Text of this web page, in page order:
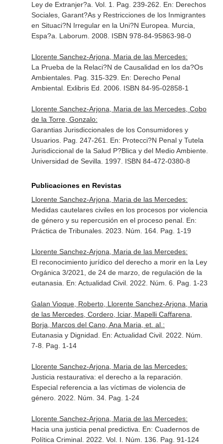
Ley de Extranjer?a. Vol. 1. Pag. 239-262. En: Derechos
Sociales, Garant?As y Restricciones de los Inmigrantes
en Situaci?N Irregular en la Uni?N Europea . Murcia,
Espa?a. Laborum. 2008. ISBN 978-84-95863-98-0
Llorente Sanchez-Arjona, Maria de las Mercedes:
La Prueba de la Relaci?N de Causalidad en los da?Os
Ambientales. Pag. 315-329. En: Derecho Penal
Ambiental. Exlibris Ed. 2006. ISBN 84-95-02858-1
Llorente Sanchez-Arjona, Maria de las Mercedes, Cobo
de la Torre, Gonzalo:
Garantias Jurisdiccionales de los Consumidores y
Usuarios. Pag. 247-261. En: Protecci?N Penal y Tutela
Jurisdiccional de la Salud P?Blica y del Medio Ambiente.
Universidad de Sevilla. 1997. ISBN 84-472-0380-8
Publicaciones en Revistas
Llorente Sanchez-Arjona, Maria de las Mercedes:
Medidas cautelares civiles en los procesos por violencia
de género y su repercusión en el proceso penal. En:
Práctica de Tribunales. 2023. Núm. 164. Pag. 1-19
Llorente Sanchez-Arjona, Maria de las Mercedes:
El reconocimiento jurídico del derecho a morir en la Ley
Orgánica 3/2021, de 24 de marzo, de regulación de la
eutanasia. En: Actualidad Civil. 2022. Núm. 6. Pag. 1-23
Galan Vioque, Roberto, Llorente Sanchez-Arjona, Maria
de las Mercedes, Cordero, Iciar, Mapelli Caffarena,
Borja, Marcos del Cano, Ana Maria, et. al.:
Eutanasia y Dignidad. En: Actualidad Civil. 2022. Núm.
7-8. Pag. 1-14
Llorente Sanchez-Arjona, Maria de las Mercedes:
Justicia restaurativa: el derecho a la reparación.
Especial referencia a las víctimas de violencia de
género. 2022. Núm. 34. Pag. 1-24
Llorente Sanchez-Arjona, Maria de las Mercedes:
Hacia una justicia penal predictiva. En: Cuadernos de
Política Criminal. 2022. Vol. I. Núm. 136. Pag. 91-124